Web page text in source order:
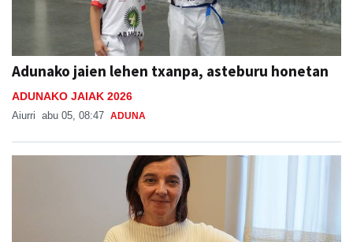
Adunako jaien lehen txanpa, asteburu honetan
ADUNAKO JAIAK 2026
Aiurri abu 05, 08:47 ADUNA